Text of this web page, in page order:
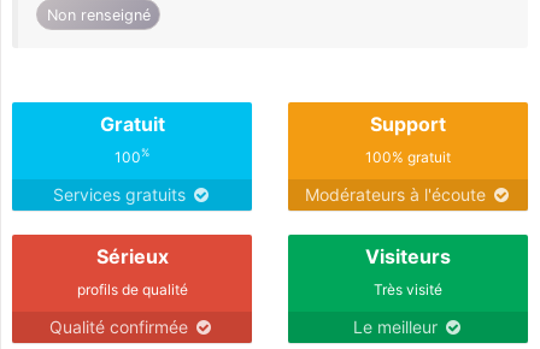
Non renseigné
Gratuit
100%
Services gratuits
Support
100% gratuit
Modérateurs à l'écoute
Sérieux
profils de qualité
Qualité confirmée
Visiteurs
Très visité
Le meilleur